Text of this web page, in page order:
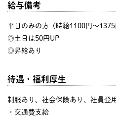
給与備考
平日のみの方（時給1100円～1375
◎土日は50円UP
◎昇給あり
待遇・福利厚生
制服あり、社会保険あり、社員登
・交通費支給